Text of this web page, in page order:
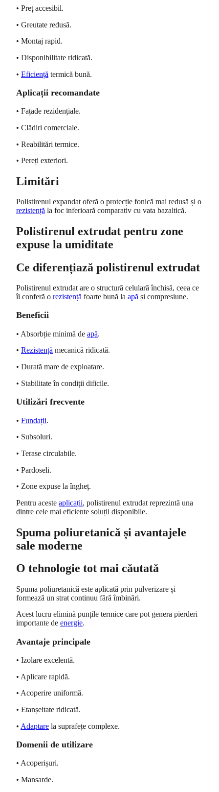
• Preț accesibil.
• Greutate redusă.
• Montaj rapid.
• Disponibilitate ridicată.
• Eficiență termică bună.
Aplicații recomandate
• Fațade rezidențiale.
• Clădiri comerciale.
• Reabilitări termice.
• Pereți exteriori.
Limitări
Polistirenul expandat oferă o protecție fonică mai redusă și o
rezistență la foc inferioară comparativ cu vata bazaltică.
Polistirenul extrudat pentru zone
expuse la umiditate
Ce diferențiază polistirenul extrudat
Polistirenul extrudat are o structură celulară închisă, ceea ce
îi conferă o rezistență foarte bună la apă și compresiune.
Beneficii
• Absorbție minimă de apă.
• Rezistență mecanică ridicată.
• Durată mare de exploatare.
• Stabilitate în condiții dificile.
Utilizări frecvente
• Fundații.
• Subsoluri.
• Terase circulabile.
• Pardoseli.
• Zone expuse la îngheț.
Pentru aceste aplicații, polistirenul extrudat reprezintă una
dintre cele mai eficiente soluții disponibile.
Spuma poliuretanică și avantajele
sale moderne
O tehnologie tot mai căutată
Spuma poliuretanică este aplicată prin pulverizare și
formează un strat continuu fără îmbinări.
Acest lucru elimină punțile termice care pot genera pierderi
importante de energie.
Avantaje principale
• Izolare excelentă.
• Aplicare rapidă.
• Acoperire uniformă.
• Etanșeitate ridicată.
• Adaptare la suprafețe complexe.
Domenii de utilizare
• Acoperișuri.
• Mansarde.